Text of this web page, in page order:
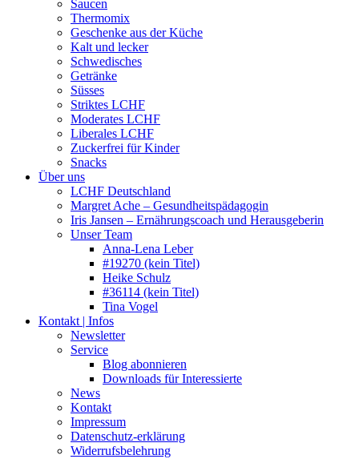
Saucen
Thermomix
Geschenke aus der Küche
Kalt und lecker
Schwedisches
Getränke
Süsses
Striktes LCHF
Moderates LCHF
Liberales LCHF
Zuckerfrei für Kinder
Snacks
Über uns
LCHF Deutschland
Margret Ache – Gesundheitspädagogin
Iris Jansen – Ernährungscoach und Herausgeberin
Unser Team
Anna-Lena Leber
#19270 (kein Titel)
Heike Schulz
#36114 (kein Titel)
Tina Vogel
Kontakt | Infos
Newsletter
Service
Blog abonnieren
Downloads für Interessierte
News
Kontakt
Impressum
Datenschutz-erklärung
Widerrufsbelehrung